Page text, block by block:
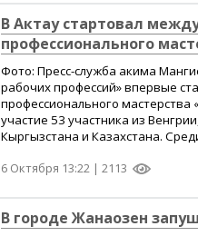
В Актау стартовал
профессионального
Фото: Пресс-служба акима
рабочих профессий» впервые
профессионального
участие 53 участника из
Кыргызстана и Казахстана.
6 Октября 13:22 | 2113
В городе Жанаозен